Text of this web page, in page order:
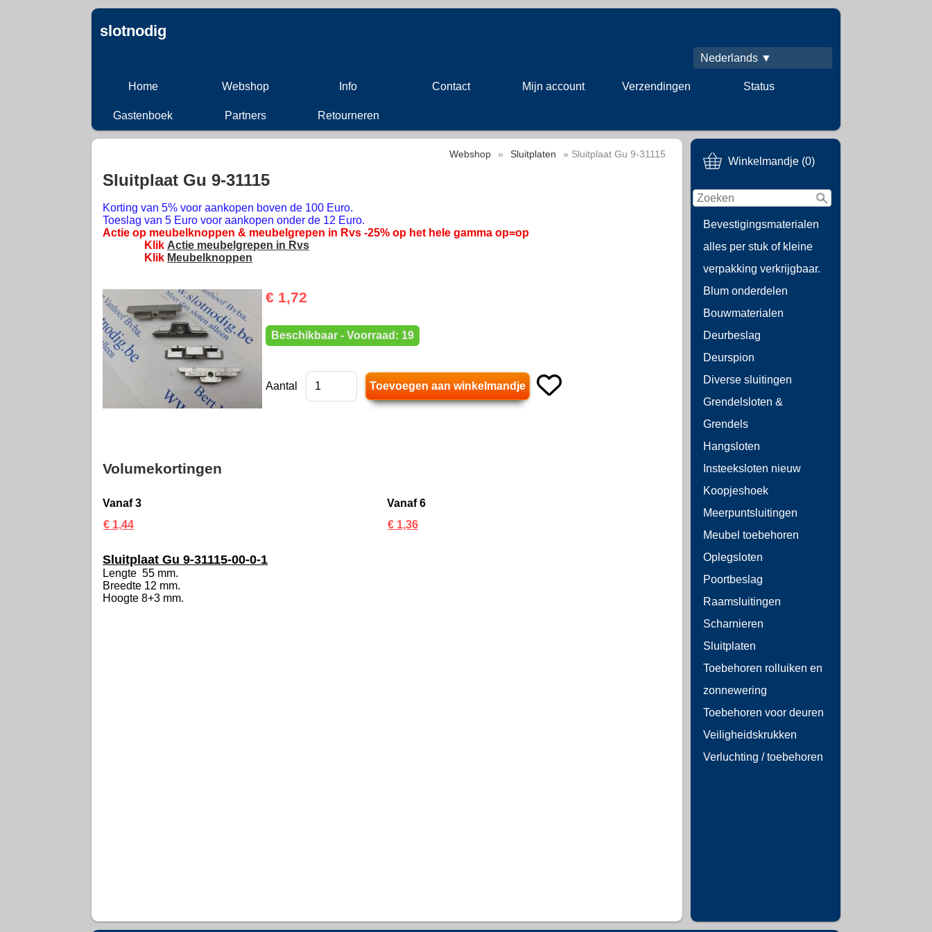
slotnodig
Nederlands ▼
Home Webshop Info Contact Mijn account Verzendingen Status
Gastenboek Partners Retourneren
Winkelmandje (0)
Bevestigingsmaterialen
alles per stuk of kleine
verpakking verkrijgbaar.
Blum onderdelen
Bouwmaterialen
Deurbeslag
Deurspion
Diverse sluitingen
Grendelsloten &
Grendels
Hangsloten
Insteeksloten nieuw
Koopjeshoek
Meerpuntsluitingen
Meubel toebehoren
Oplegsloten
Poortbeslag
Raamsluitingen
Scharnieren
Sluitplaten
Toebehoren rolluiken en
zonnewering
Toebehoren voor deuren
Veiligheidskrukken
Verluchting / toebehoren
Webshop » Sluitplaten » Sluitplaat Gu 9-31115
Sluitplaat Gu 9-31115
Korting van 5% voor aankopen boven de 100 Euro.
Toeslag van 5 Euro voor aankopen onder de 12 Euro.
Actie op meubelknoppen & meubelgrepen in Rvs -25% op het hele gamma op=op
Klik Actie meubelgrepen in Rvs
Klik Meubelknoppen
€ 1,72
Beschikbaar - Voorraad: 19
Aantal
Volumekortingen
Vanaf 3
Vanaf 6
€ 1,44
€ 1,36
Sluitplaat Gu 9-31115-00-0-1
Lengte 55 mm.
Breedte 12 mm.
Hoogte 8+3 mm.